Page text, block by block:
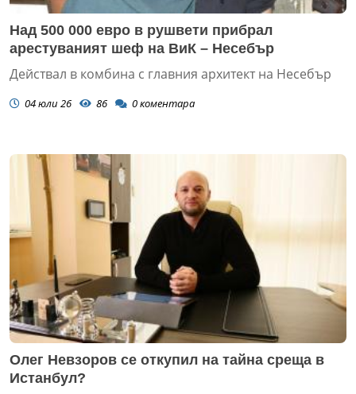
Над 500 000 евро в рушвети прибрал
арестуваният шеф на ВиК – Несебър
Действал в комбина с главния архитект на Несебър
04 юли 26 86 0коментара
Олег Невзоров се откупил на тайна среща в
Истанбул?